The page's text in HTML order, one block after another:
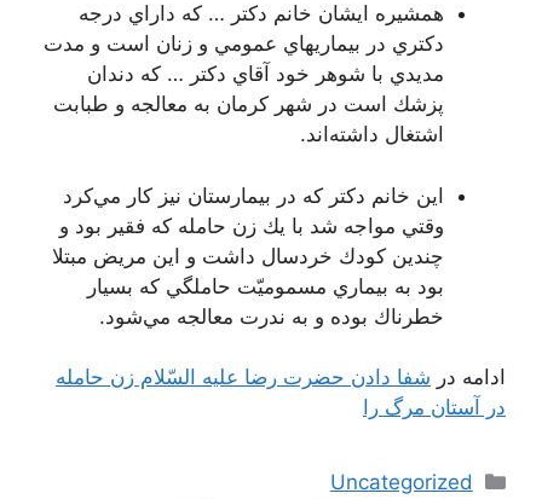
همشيره ايشان خانم دكتر … كه داراي درجه
دكتري در بيماريهاي عمومي و زنان است و مدت
مديدي با شوهر خود آقاي دكتر … كه دندان
پزشك است در شهر كرمان به معالجه و طبابت
اشتغال داشته‌اند.
اين خانم دكتر كه در بيمارستان نيز كار مي‌كرد
وقتي مواجه شد با يك زن حامله كه فقير بود و
چندين كودك خردسال داشت و اين مريض مبتلا
بود به بيماري مسموميّت حاملگي كه بسيار
خطرناك بوده و به ندرت معالجه مي‌شود.
ادامه در شفا دادن حضرت رضا عليه السّلام زن حامله
در آستان مرگ را
دسته‌ها
Uncategorized